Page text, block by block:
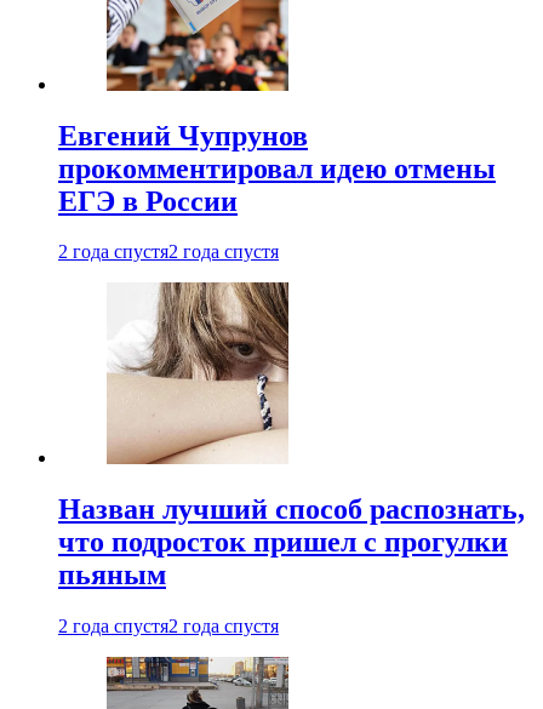
Евгений Чупрунов
прокомментировал идею отмены
ЕГЭ в России
2 года спустя2 года спустя
Назван лучший способ распознать,
что подросток пришел с прогулки
пьяным
2 года спустя2 года спустя